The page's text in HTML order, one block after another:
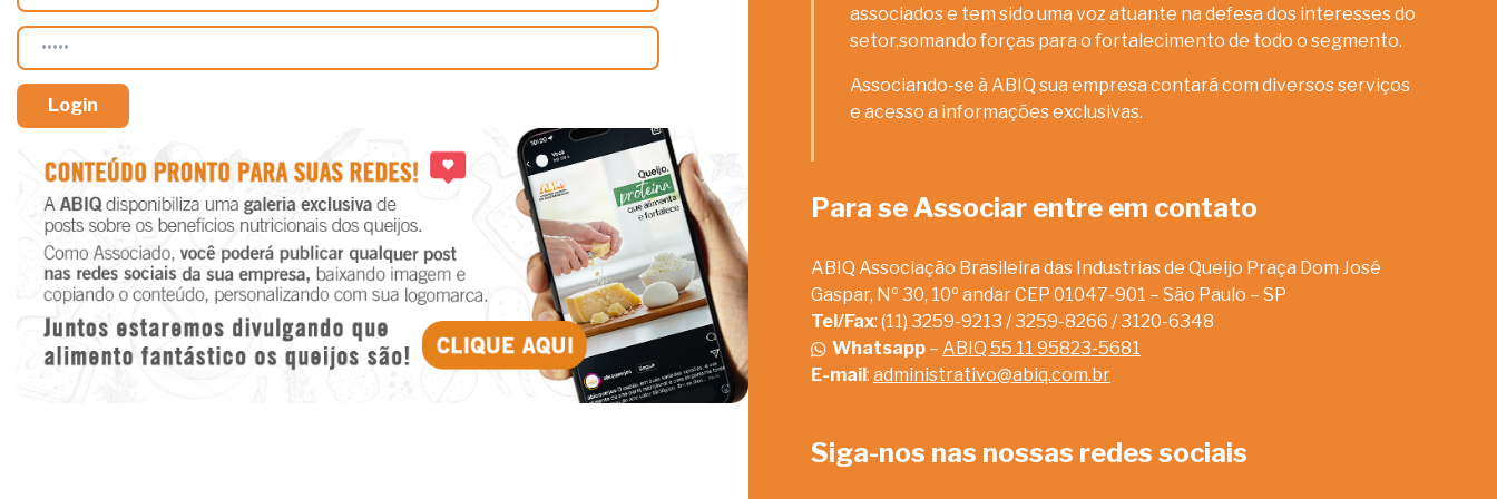
associados e tem sido uma voz atuante na defesa dos interesses do
setor,somando forças para o fortalecimento de todo o segmento.
Associando-se à ABIQ sua empresa contará com diversos serviços
e acesso a informações exclusivas.
Para se Associar entre em contato
ABIQ Associação Brasileira das Industrias de Queijo Praça Dom José
Gaspar, Nº 30, 10º andar CEP 01047-901 – São Paulo – SP
Tel/Fax: (11) 3259-9213 / 3259-8266 / 3120-6348
Whatsapp – ABIQ 55 11 95823-5681
E-mail : administrativo@abiq.com.br
Siga-nos nas nossas redes sociais